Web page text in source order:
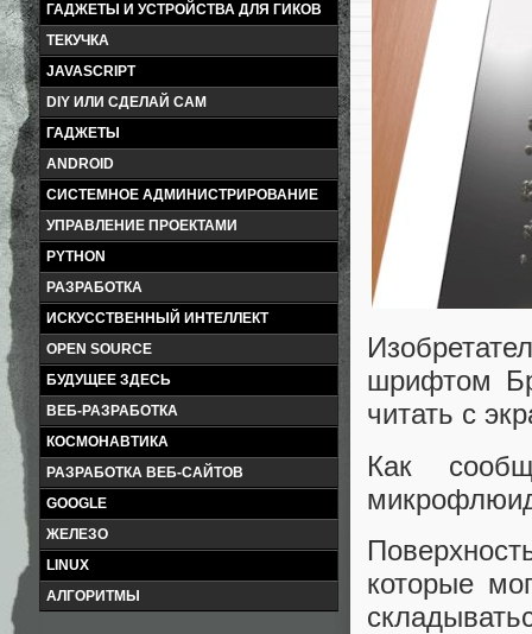
ГАДЖЕТЫ И УСТРОЙСТВА ДЛЯ ГИКОВ
ТЕКУЧКА
JAVASCRIPT
DIY ИЛИ СДЕЛАЙ САМ
ГАДЖЕТЫ
ANDROID
СИСТЕМНОЕ АДМИНИСТРИРОВАНИЕ
УПРАВЛЕНИЕ ПРОЕКТАМИ
PYTHON
РАЗРАБОТКА
ИСКУССТВЕННЫЙ ИНТЕЛЛЕКТ
OPEN SOURCE
БУДУЩЕЕ ЗДЕСЬ
ВЕБ-РАЗРАБОТКА
КОСМОНАВТИКА
РАЗРАБОТКА ВЕБ-САЙТОВ
GOOGLE
ЖЕЛЕЗО
LINUX
АЛГОРИТМЫ
шрифтом
читать с
Как
которые